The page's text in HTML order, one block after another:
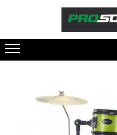
Sonorizare / PA
Shockmount
Stabilizatoare de tensiune UPS si
Power Conditioner